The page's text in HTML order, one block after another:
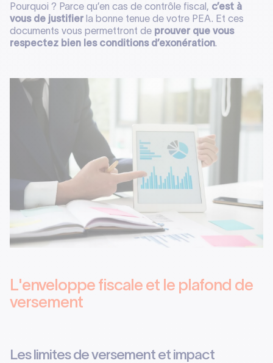
Pourquoi ? Parce qu’en cas de contrôle fiscal, c’est à
vous de justifier la bonne tenue de votre PEA. Et ces
documents vous permettront de prouver que vous
respectez bien les conditions d’exonération.
L'enveloppe fiscale et le plafond de
versement
Les limites de versement et impact